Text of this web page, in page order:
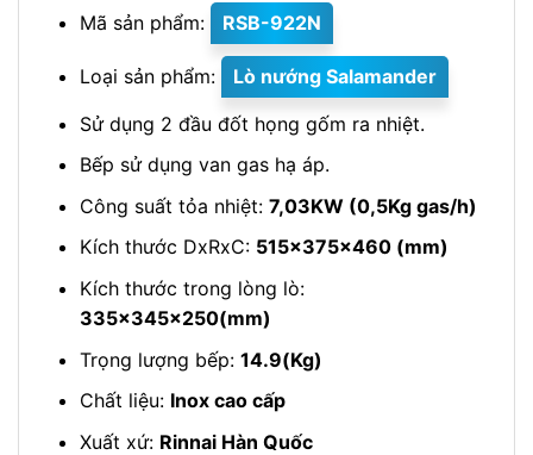
Mã sản phẩm: RSB-922N
Loại sản phẩm:
Lò nướng Salamander
Sử dụng 2 đầu đốt họng gốm ra nhiệt.
Bếp sử dụng van gas hạ áp.
Công suất tỏa nhiệt: 7,03KW (0,5Kg gas/h)
Kích thước DxRxC: 515x375x460 (mm)
Kích thước trong lòng lò:
335x345x250(mm)
Trọng lượng bếp: 14.9(Kg)
Chất liệu: Inox cao cấp
Xuất xứ: Rinnai Hàn Quốc